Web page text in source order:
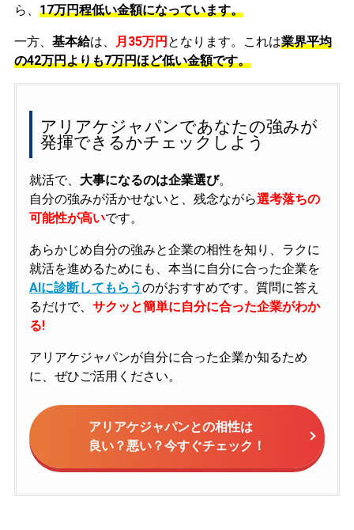
ら、 17万円程低い金額になっています。
一方、 基本給は、 月35万円 となります。これは業界平均
の42万円よりも7万円ほど低い金額です。
アリアケジャパンであなたの強みが
発揮できるかチェックしよう
就活で、 大事になるのは企業選び。
自分の強みが活かせないと、残念ながら選考落ちの
可能性が高いです。
あらかじめ自分の強みと企業の相性を知り、ラクに
就活を進めるためにも、本当に自分に合った企業を
AIに診断してもらうのがおすすめです。質問に答え
るだけで、 サクッと簡単に自分に合った企業がわか
る!
アリアケジャパンが自分に合った企業か知るため
に、ぜひご活用ください。
アリアケジャパンとの相性は
良い？悪い？今すぐチェック！